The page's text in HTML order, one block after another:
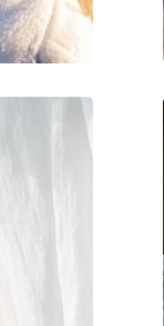
No
No